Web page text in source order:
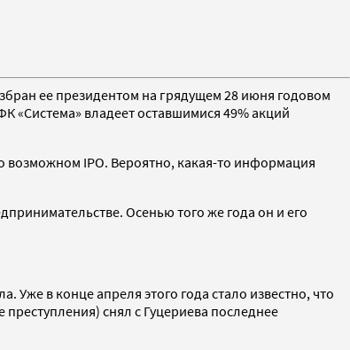
ее президентом на грядущем 28 июня годовом
«Система» владеет оставшимися 49% акций
возможном IPO. Вероятно, какая-то информация
Осенью того же года он и его
Уже в конце апреля этого года стало известно, что
снял с Гуцериева последнее